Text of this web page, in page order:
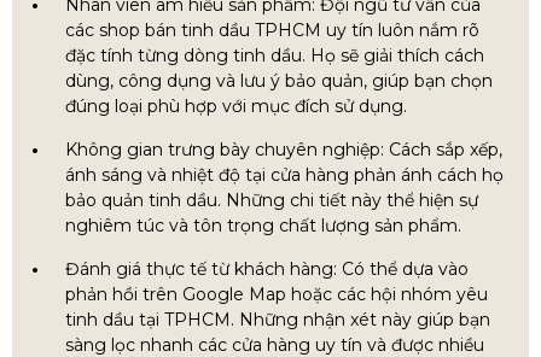
Nhân viên am hiểu sản phẩm: Đội ngũ tư vấn của
các shop bán tinh dầu TPHCM uy tín luôn nắm rõ
đặc tính từng dòng tinh dầu. Họ sẽ giải thích cách
dùng, công dụng và lưu ý bảo quản, giúp bạn chọn
đúng loại phù hợp với mục đích sử dụng.
Không gian trưng bày chuyên nghiệp: Cách sắp xếp,
ánh sáng và nhiệt độ tại cửa hàng phản ánh cách họ
bảo quản tinh dầu. Những chi tiết này thể hiện sự
nghiêm túc và tôn trọng chất lượng sản phẩm.
Đánh giá thực tế từ khách hàng: Có thể dựa vào
phản hồi trên Google Map hoặc các hội nhóm yêu
tinh dầu tại TPHCM. Những nhận xét này giúp bạn
sàng lọc nhanh các cửa hàng uy tín và được nhiều